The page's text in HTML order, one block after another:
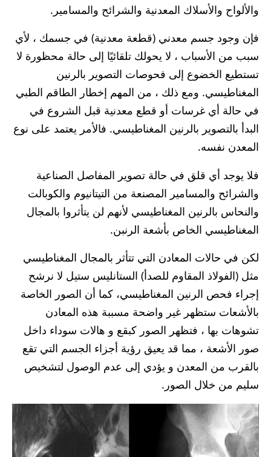
والألواح والأسلاك المعدنية والشرائح والمسامير.
فإن وجود جسم معدني (قطعة معدنية) في جسمك ، لأي
سبب من الأسباب ، لا يحولك تلقائيًا إلى حالة محظورة لا
تستطيع الخضوع إلى فحوصات التصوير بالرنين
المغناطيسي. ومع ذلك ، من المهم إخطار الطاقم الطبي
في حالة أي غرسات أو قطع معدنية قبل الشروع في
البدأ بالتصوير بالرنين المغناطيسي. فالأمر يعتمد على نوع
المعدن نفسه.
فلا يوجد أي قلق في حالة تصوير المفاصل الصناعية
والشرائح والمسامير المصنعة من التيتانيوم والكوبالت
والنحاس بالرنين المغناطيسي لأنهم لن يتأثروا بالمجال
المغناطيسي الخاص بأشعة الرنبن.
لكن في حالات المعادن التي تتأثر بالمجال المغناطيسي
مثل (الفولاذ المقاوم للصدأ) الستانليس ستيل لا نرشح
إجراء فحص الرنين المغناطيسي، كما أن الصور الخاصة
بالأشعات ستظهر غير واضحة مسببة هذه المعادن
تشوهات بها ، فتظهر الصور كبقع و هالات سوداء داخل
صور الأشعة ، مما قد يعيق رؤية أجزاء الجسم التي تقع
بالقرب من المعدن و يؤدي إلى عدم الوصول لتشخيص
سليم من خلال الصور.